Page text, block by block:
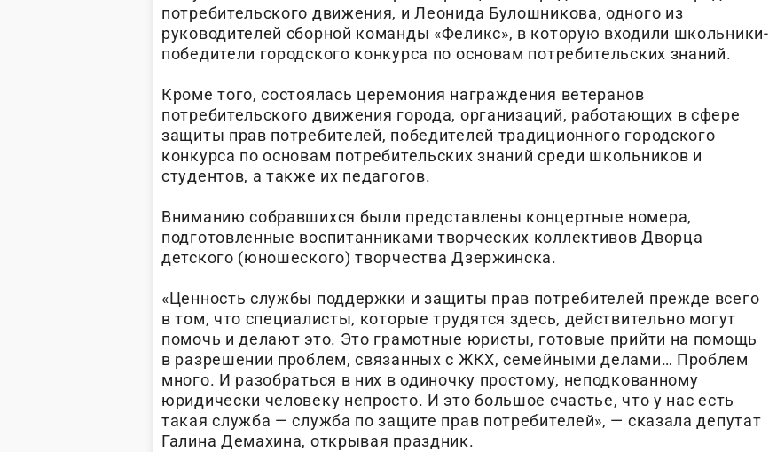
потребительского движения, и Леонида Булошникова, одного из
руководителей сборной команды «Феликс», в которую входили школьники-
победители городского конкурса по основам потребительских знаний.
Кроме того, состоялась церемония награждения ветеранов
потребительского движения города, организаций, работающих в сфере
защиты прав потребителей, победителей традиционного городского
конкурса по основам потребительских знаний среди школьников и
студентов, а также их педагогов.
Вниманию собравшихся были представлены концертные номера,
подготовленные воспитанниками творческих коллективов Дворца
детского (юношеского) творчества Дзержинска.
«Ценность службы поддержки и защиты прав потребителей прежде всего
в том, что специалисты, которые трудятся здесь, действительно могут
помочь и делают это. Это грамотные юристы, готовые прийти на помощь
в разрешении проблем, связанных с ЖКХ, семейными делами… Проблем
много. И разобраться в них в одиночку простому, неподкованному
юридически человеку непросто. И это большое счастье, что у нас есть
такая служба — служба по защите прав потребителей», — сказала депутат
Галина Демахина, открывая праздник.